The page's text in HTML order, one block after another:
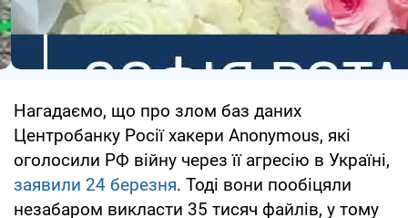
Нагадаємо, що про злом баз даних
Центробанку Росії хакери Anonymous, які
оголосили РФ війну через її агресію в Україні,
заявили 24 березня. Тоді вони пообіцяли
незабаром викласти 35 тисяч файлів, у тому